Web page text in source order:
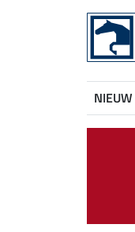
NIEUW